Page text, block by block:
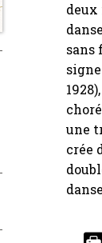
deux
sans
une
crée